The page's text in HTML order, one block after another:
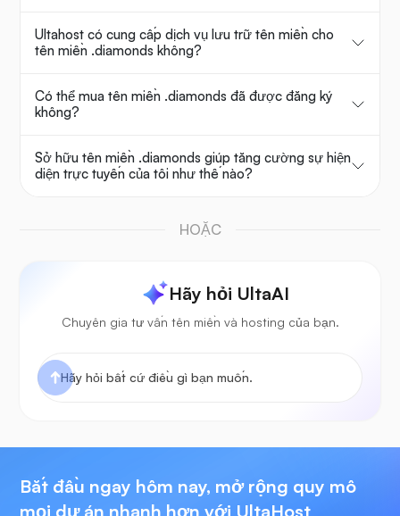
Ultahost có cung cấp dịch vụ lưu trữ tên miền cho
tên miền .diamonds không?
Có thể mua tên miền .diamonds đã được đăng ký
không?
Sở hữu tên miền .diamonds giúp tăng cường sự hiện
diện trực tuyến của tôi như thế nào?
HOẶC
Hãy hỏi UltaAI
Chuyên gia tư vấn tên miền và hosting của bạn.
Bắt đầu ngay hôm nay, mở rộng quy mô
mọi dự án nhanh hơn với UltaHost